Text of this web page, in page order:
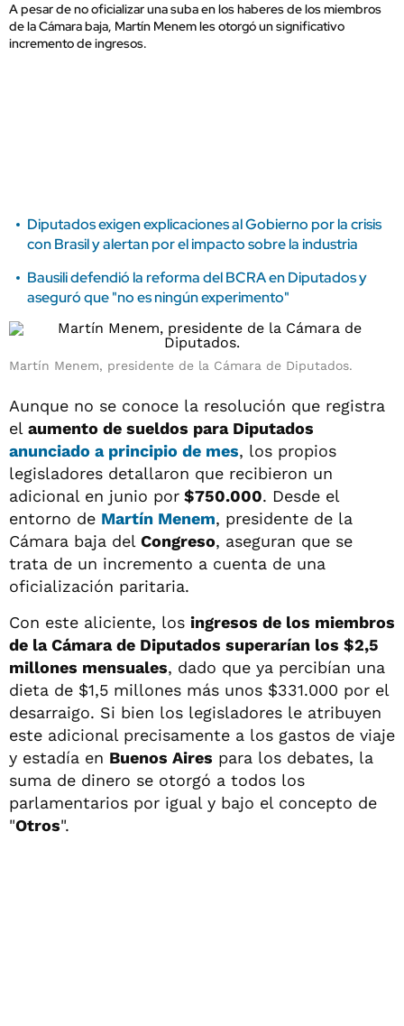
A pesar de no oficializar una suba en los haberes de los miembros
de la Cámara baja, Martín Menem les otorgó un significativo
incremento de ingresos.
Diputados exigen explicaciones al Gobierno por la crisis
con Brasil y alertan por el impacto sobre la industria
Bausili defendió la reforma del BCRA en Diputados y
aseguró que "no es ningún experimento"
Martín Menem, presidente de la Cámara de Diputados.
Aunque no se conoce la resolución que registra
el aumento de sueldos para Diputados
anunciado a principio de mes, los propios
legisladores detallaron que recibieron un
adicional en junio por $750.000. Desde el
entorno de Martín Menem, presidente de la
Cámara baja del Congreso, aseguran que se
trata de un incremento a cuenta de una
oficialización paritaria.
Con este aliciente, los ingresos de los miembros
de la Cámara de Diputados superarían los $2,5
millones mensuales, dado que ya percibían una
dieta de $1,5 millones más unos $331.000 por el
desarraigo. Si bien los legisladores le atribuyen
este adicional precisamente a los gastos de viaje
y estadía en Buenos Aires para los debates, la
suma de dinero se otorgó a todos los
parlamentarios por igual y bajo el concepto de
"Otros".